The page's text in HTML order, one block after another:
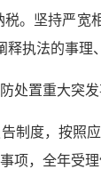
。坚持严宽
释执法的事
处置重大突
制度，按照
项，全年受